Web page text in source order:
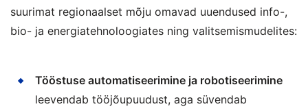
suurimat regionaalset mõju omavad uuendused info-,
bio- ja energiatehnoloogiates ning valitsemismudelites:
Tööstuse automatiseerimine ja robotiseerimine
leevendab tööjõupuudust, aga süvendab